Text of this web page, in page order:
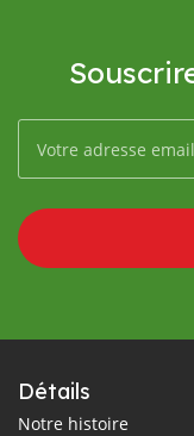
Détails
Notre histoire